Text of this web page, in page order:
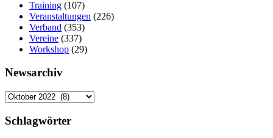
Training (107)
Veranstaltungen (226)
Verband (353)
Vereine (337)
Workshop (29)
Newsarchiv
Newsarchiv
Schlagwörter